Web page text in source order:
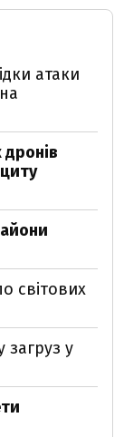
атаки
світових
у